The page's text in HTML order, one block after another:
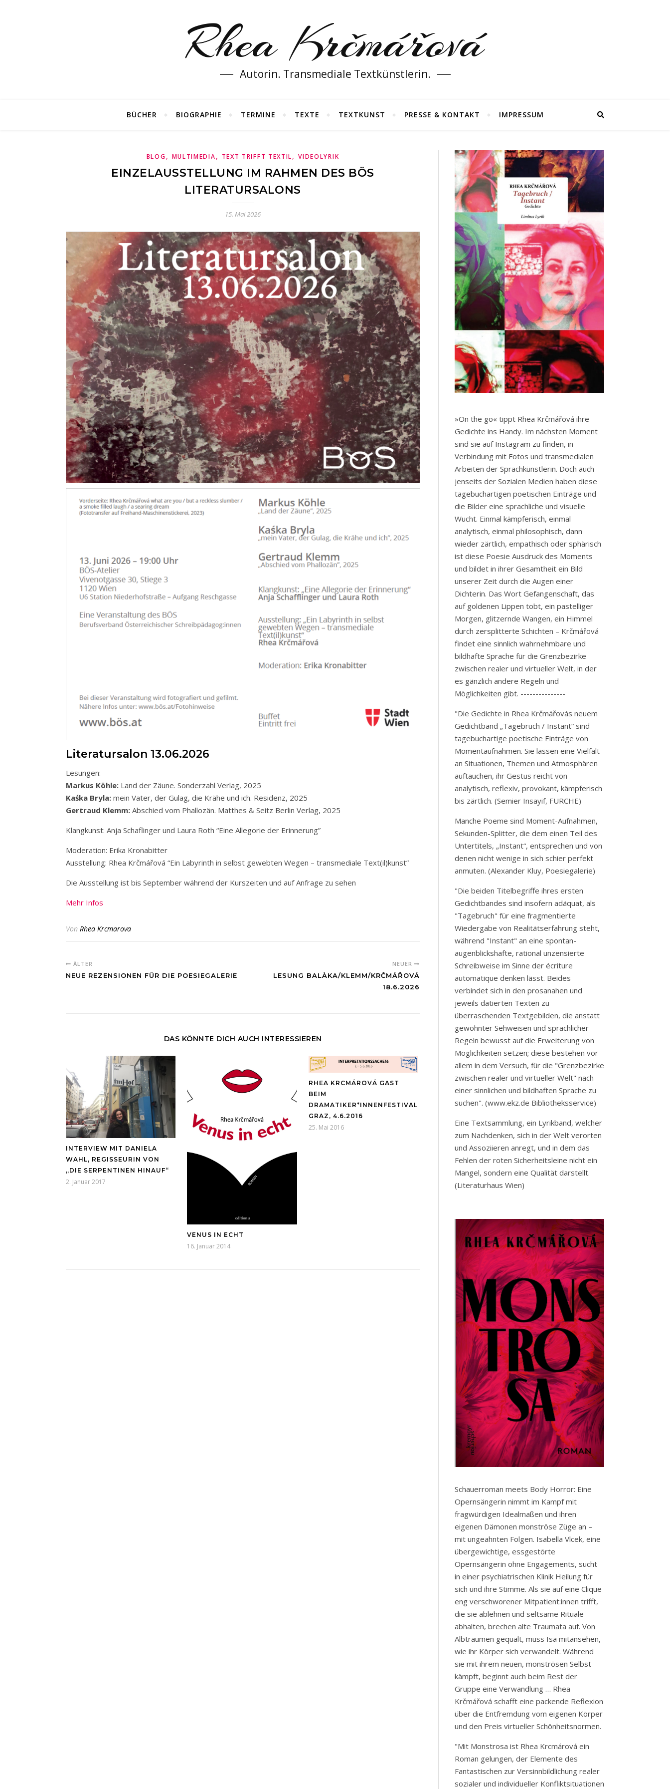
Rhea Krčmářová
Autorin. Transmediale Textkünstlerin.
BÜCHER BIOGRAPHIE TERMINE TEXTE TEXTKUNST PRESSE & KONTAKT IMPRESSUM
BLOG, MULTIMEDIA, TEXT TRIFFT TEXTIL,VIDEOLYRIK
EINZELAUSSTELLUNG IM RAHMEN DES BÖS
LITERATURSALONS
15. Mai 2026
Literatursalon 13.06.2026
Lesungen:
Markus Köhle: Land der Zäune. Sonderzahl Verlag, 2025
Kaśka Bryla: mein Vater, der Gulag, die Krähe und ich. Residenz, 2025
Gertraud Klemm: Abschied vom Phallozän. Matthes & Seitz Berlin Verlag, 2025
Klangkunst: Anja Schaflinger und Laura Roth “Eine Allegorie der Erinnerung”
Moderation: Erika Kronabitter
Ausstellung: Rhea Krčmářová “Ein Labyrinth in selbst gewebten Wegen – transmediale Text(il)kunst”
Die Ausstellung ist bis September während der Kurszeiten und auf Anfrage zu sehen
Mehr Infos
Von Rhea Krcmarova
ÄLTER
NEUE REZENSIONEN FÜR DIE POESIEGALERIE
NEUER
LESUNG BALÀKA/KLEMM/KRČMÁŘOVÁ
18.6.2026
DAS KÖNNTE DICH AUCH INTERESSIEREN
INTERVIEW MIT DANIELA
WAHL, REGISSEURIN VON
„DIE SERPENTINEN HINAUF“
2. Januar 2017
VENUS IN ECHT
16. Januar 2014
RHEA KRCMÁROVÁ GAST
BEIM
DRAMATIKER*INNENFESTIVAL
GRAZ, 4.6.2016
25. Mai 2016
»On the go« tippt Rhea Krčmářová ihre
Gedichte ins Handy. Im nächsten Moment
sind sie auf Instagram zu finden, in
Verbindung mit Fotos und transmedialen
Arbeiten der Sprachkünstlerin. Doch auch
jenseits der Sozialen Medien haben diese
tagebuchartigen poetischen Einträge und
die Bilder eine sprachliche und visuelle
Wucht. Einmal kämpferisch, einmal
analytisch, einmal philosophisch, dann
wieder zärtlich, empathisch oder sphärisch
ist diese Poesie Ausdruck des Moments
und bildet in ihrer Gesamtheit ein Bild
unserer Zeit durch die Augen einer
Dichterin. Das Wort Gefangenschaft, das
auf goldenen Lippen tobt, ein pastelliger
Morgen, glitzernde Wangen, ein Himmel
durch zersplitterte Schichten – Krčmářová
findet eine sinnlich wahrnehmbare und
bildhafte Sprache für die Grenzbezirke
zwischen realer und virtueller Welt, in der
es gänzlich andere Regeln und
Möglichkeiten gibt. ---------------
"Die Gedichte in Rhea Krčmářovás neuem
Gedichtband „Tagebruch / Instant“ sind
tagebuchartige poetische Einträge von
Momentaufnahmen. Sie lassen eine Vielfalt
an Situationen, Themen und Atmosphären
auftauchen, ihr Gestus reicht von
analytisch, reflexiv, provokant, kämpferisch
bis zärtlich. (Semier Insayif, FURCHE)
Manche Poeme sind Moment-Aufnahmen,
Sekunden-Splitter, die dem einen Teil des
Untertitels, „Instant“, entsprechen und von
denen nicht wenige in sich schier perfekt
anmuten. (Alexander Kluy, Poesiegalerie)
"Die beiden Titelbegriffe ihres ersten
Gedichtbandes sind insofern adäquat, als
"Tagebruch" für eine fragmentierte
Wiedergabe von Realitätserfahrung steht,
während "Instant" an eine spontan-
augenblickshafte, rational unzensierte
Schreibweise im Sinne der écriture
automatique denken lässt. Beides
verbindet sich in den prosanahen und
jeweils datierten Texten zu
überraschenden Textgebilden, die anstatt
gewohnter Sehweisen und sprachlicher
Regeln bewusst auf die Erweiterung von
Möglichkeiten setzen; diese bestehen vor
allem in dem Versuch, für die "Grenzbezirke
zwischen realer und virtueller Welt" nach
einer sinnlichen und bildhaften Sprache zu
suchen". (www.ekz.de Bibliotheksservice)
Eine Textsammlung, ein Lyrikband, welcher
zum Nachdenken, sich in der Welt verorten
und Assoziieren anregt, und in dem das
Fehlen der roten Sicherheitsleine nicht ein
Mangel, sondern eine Qualität darstellt.
(Literaturhaus Wien)
Schauerroman meets Body Horror: Eine
Opernsängerin nimmt im Kampf mit
fragwürdigen Idealmaßen und ihren
eigenen Dämonen monströse Züge an –
mit ungeahnten Folgen. Isabella Vlcek, eine
übergewichtige, essgestörte
Opernsängerin ohne Engagements, sucht
in einer psychiatrischen Klinik Heilung für
sich und ihre Stimme. Als sie auf eine Clique
eng verschworener Mitpatient:innen trifft,
die sie ablehnen und seltsame Rituale
abhalten, brechen alte Traumata auf. Von
Albträumen gequält, muss Isa mitansehen,
wie ihr Körper sich verwandelt. Während
sie mit ihrem neuen, monströsen Selbst
kämpft, beginnt auch beim Rest der
Gruppe eine Verwandlung … Rhea
Krčmářová schafft eine packende Reflexion
über die Entfremdung vom eigenen Körper
und den Preis virtueller Schönheitsnormen.
"Mit Monstrosa ist Rhea Krcmárová ein
Roman gelungen, der Elemente des
Fantastischen zur Versinnbildlichung realer
sozialer und individueller Konfliktsituationen